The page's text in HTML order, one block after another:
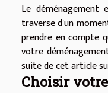
Le
traverse d'un
prendre en compte
votre
suite de cet article
Choisir